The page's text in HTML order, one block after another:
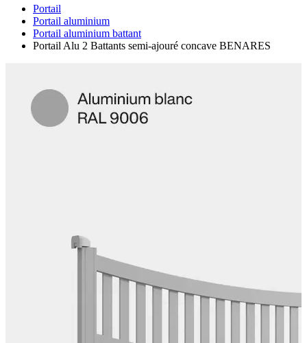
Portail
Portail aluminium
Portail aluminium battant
Portail Alu 2 Battants semi-ajouré concave BENARES